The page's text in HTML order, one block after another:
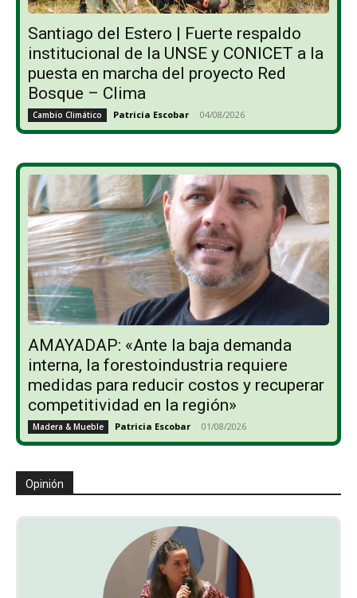
Santiago del Estero | Fuerte respaldo
institucional de la UNSE y CONICET a la
puesta en marcha del proyecto Red
Bosque – Clima
Cambio Climático Patricia Escobar - 04/08/2026
AMAYADAP: «Ante la baja demanda
interna, la forestoindustria requiere
medidas para reducir costos y recuperar
competitividad en la región»
Madera & Mueble Patricia Escobar - 01/08/2026
Opinión